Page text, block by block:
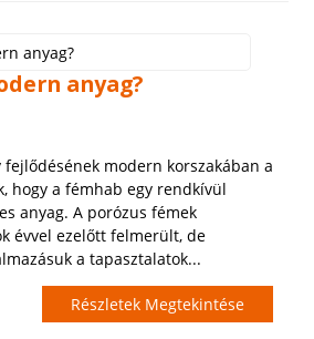
anyag?
modern korszakában a
hogy a fémhab egy rendkívül
anyag. A porózus fémek
évvel ezelőtt felmerült, de
a tapasztalatok...
Részletek Megtekintése